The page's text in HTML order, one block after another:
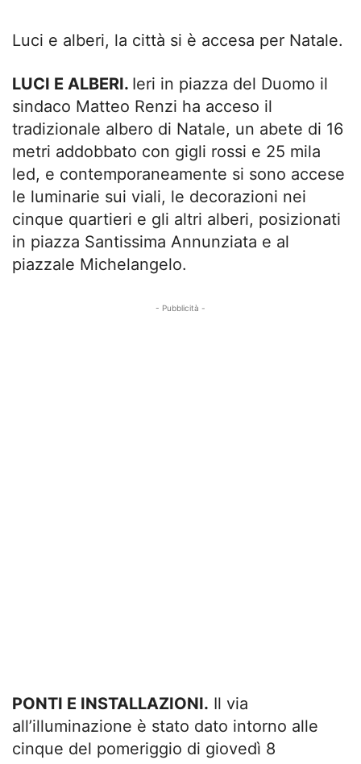
Luci e alberi, la città si è accesa per Natale.
LUCI E ALBERI. Ieri in piazza del Duomo il
sindaco Matteo Renzi ha acceso il
tradizionale albero di Natale, un abete di 16
metri addobbato con gigli rossi e 25 mila
led, e contemporaneamente si sono accese
le luminarie sui viali, le decorazioni nei
cinque quartieri e gli altri alberi, posizionati
in piazza Santissima Annunziata e al
piazzale Michelangelo.
- Pubblicità -
PONTI E INSTALLAZIONI. Il via
all’illuminazione è stato dato intorno alle
cinque del pomeriggio di giovedì 8